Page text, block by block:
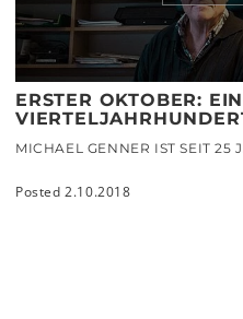
ERSTER OKTOBER: EIN
MICHAEL GENNER IST SEIT 25
Posted 2.10.2018